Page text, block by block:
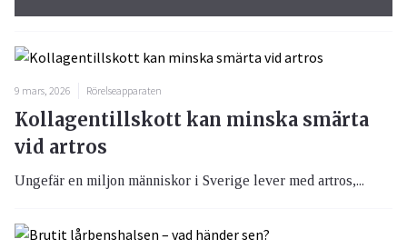
9 mars, 2026 Rörelseapparaten
Kollagentillskott kan minska smärta
vid artros
Ungefär en miljon människor i Sverige lever med artros,...